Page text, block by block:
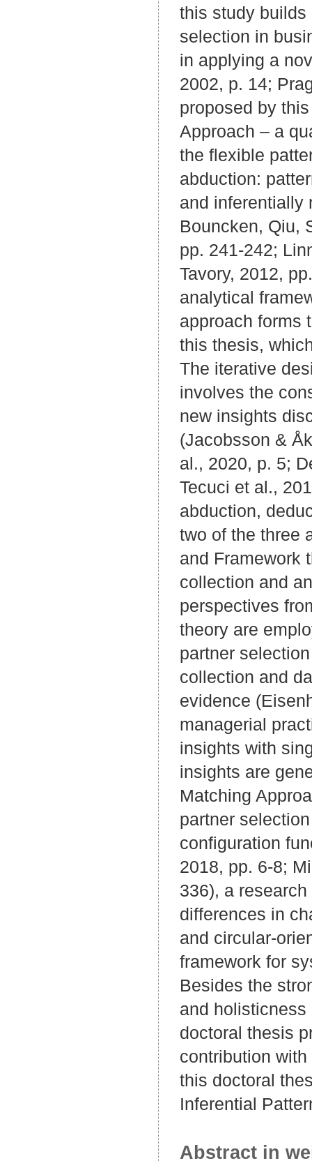
this study builds
selection in
in applying a
2002, p. 14;
proposed by
Approach – a
the flexible
abduction:
and inferentially
Bouncken, Qiu,
pp. 241-242;
Tavory, 2012,
analytical
approach forms
this thesis,
The iterative
involves the
new insights
(Jacobsson &
al., 2020, p. 5;
Tecuci et al.,
abduction,
two of the three
and Framework
collection and
perspectives
theory are
partner
collection and
evidence
managerial
insights with
insights are
Matching
partner
configuration
2018, pp. 6-8;
336), a
differences in
and circular-
framework for
Besides the
and
doctoral thesis
contribution
this doctoral
Inferential
Abstract in